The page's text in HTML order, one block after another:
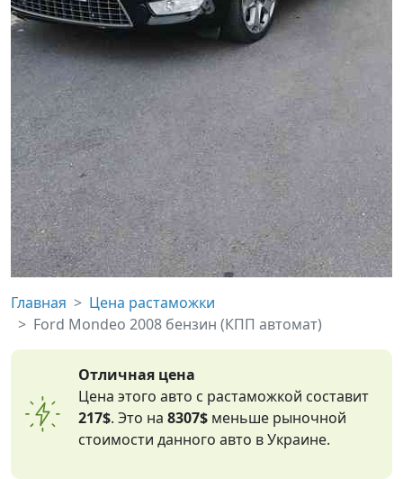
Главная
Цена растаможки
Ford Mondeo 2008 бензин (КПП автомат)
Отличная цена
Цена этого авто с растаможкой составит
217$. Это на8307$ меньше рыночной
стоимости данного авто в Украине.